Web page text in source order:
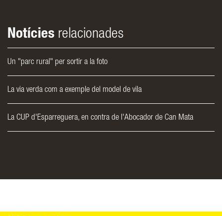
Notícies relacionades
Un "parc rural" per sortir a la foto
La via verda com a exemple del model de vila
La CUP d'Esparreguera, en contra de l'Abocador de Can Mata